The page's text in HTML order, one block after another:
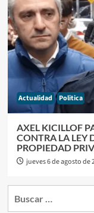
Actualidad Politica
AXEL KICILLOF
CONTRA LA LEY
PROPIEDAD
jueves 6 de agosto de